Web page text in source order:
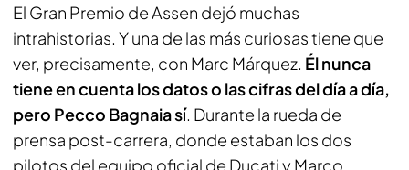
El Gran Premio de Assen dejó muchas
intrahistorias. Y una de las más curiosas tiene que
ver, precisamente, con Marc Márquez. Él nunca
tiene en cuenta los datos o las cifras del día a día,
pero Pecco Bagnaia sí. Durante la rueda de
prensa post-carrera, donde estaban los dos
pilotos del equipo oficial de Ducati y Marco